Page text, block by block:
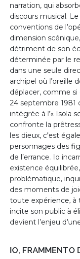
narration, qui
discours musical.
conventions de
dimension
détriment de son
déterminée par le
dans une seule
archipel où l’oreille
déplacer, comme si
24 septembre 1981
intégrée à l’« Isola
confronte la
les dieux, c’est
personnages des
de l’errance. Io
existence
problématique,
des moments de
toute expérience, à
incite son public à
devient l’enjeu
IO, FRAMMENTO